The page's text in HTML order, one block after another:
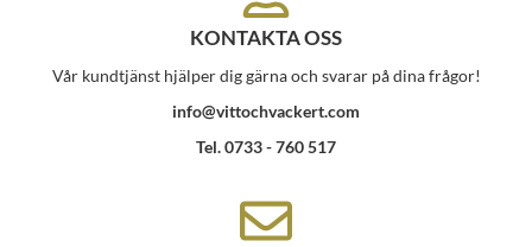
KONTAKTA OSS
Vår kundtjänst hjälper dig gärna och svarar på dina frågor!
info@vittochvackert.com
Tel. 0733 - 760 517